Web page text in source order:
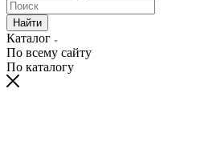
Найти
Каталог
По всему сайту
По каталогу